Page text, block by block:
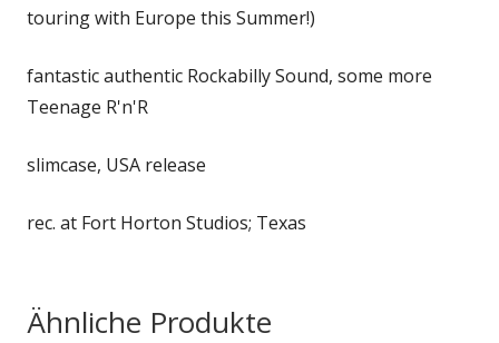
touring with Europe this Summer!)
fantastic authentic Rockabilly Sound, some more
Teenage R'n'R
slimcase, USA release
rec. at Fort Horton Studios; Texas
Ähnliche Produkte